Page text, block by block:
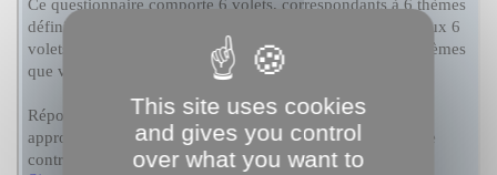
This site uses cookies
and gives you control
over what you want to